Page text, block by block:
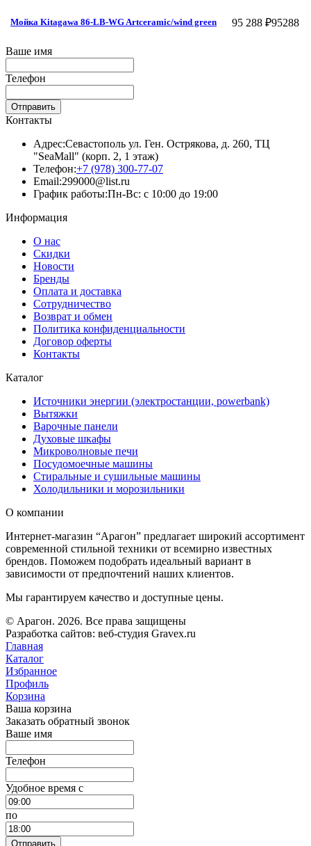
Мойка Kitagawa 86-LB-WG Artceramic/wind green 95 288 ₽95288
Ваше имя
Телефон
Отправить
Контакты
Адрес:Севастополь ул. Ген. Острякова, д. 260, ТЦ
"SeaMall" (корп. 2, 1 этаж)
Телефон:+7 (978) 300-77-07
Email:299000@list.ru
График работы:Пн-Вс: с 10:00 до 19:00
Информация
О нас
Скидки
Новости
Бренды
Оплата и доставка
Сотрудничество
Возврат и обмен
Политика конфиденциальности
Договор оферты
Контакты
Каталог
Источники энергии (электростанции, powerbank)
Вытяжки
Варочные панели
Духовые шкафы
Микроволновые печи
Посудомоечные машины
Стиральные и сушильные машины
Холодильники и морозильники
О компании
Интернет-магазин “Арагон” предлагает широкий ассортимент
современной стильной техники от всемирно известных
брендов. Поможем подобрать идеальный вариант в
зависимости от предпочтений наших клиентов.
Мы гарантируем качество и доступные цены.
© Арагон. 2026. Все права защищены
Разработка сайтов: веб-студия Gravex.ru
Главная
Каталог
Избранное
Профиль
Корзина
Ваша корзина
Заказать обратный звонок
Ваше имя
Телефон
Удобное время c
по
Отправить